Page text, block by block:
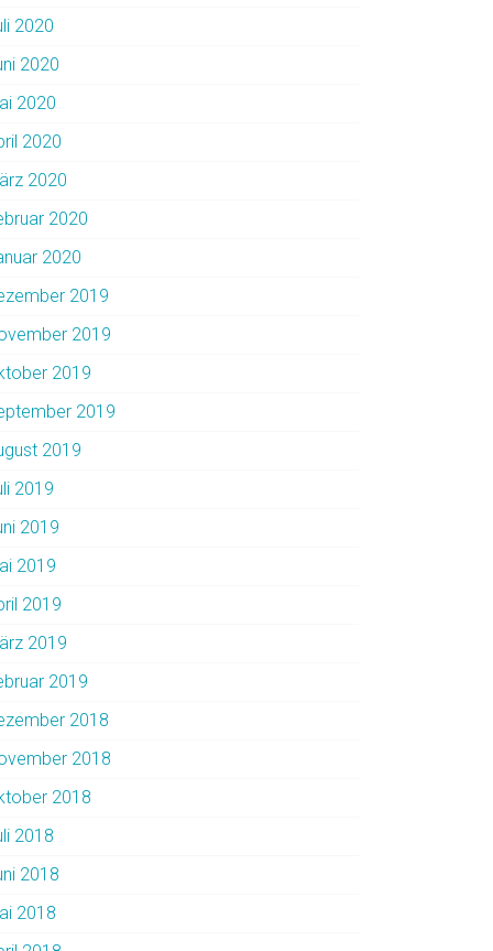
2020
2020
2020
2020
2020
2020
2020
2019
2019
2019
2019
2019
2019
2019
2019
2019
2019
2019
2018
2018
2018
2018
2018
2018